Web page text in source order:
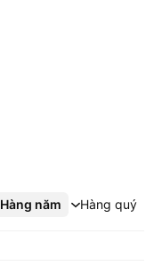
Hàng năm Hàng quý
Xem thêm